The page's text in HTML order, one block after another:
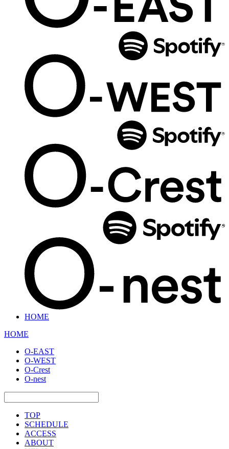
HOME
HOME
O-EAST
O-WEST
O-Crest
O-nest
TOP
SCHEDULE
ACCESS
ABOUT